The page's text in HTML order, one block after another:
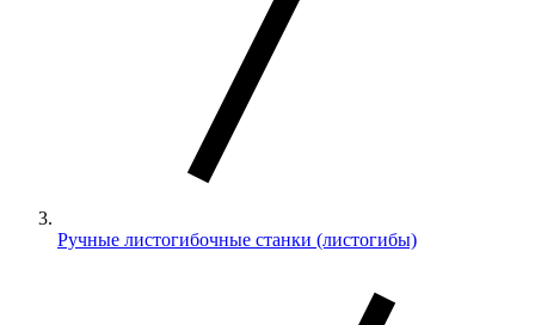
Ручные листогибочные станки (листогибы)